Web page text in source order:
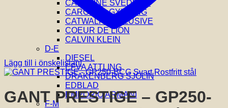
CAROLINE SVEDBOM
CAROLINA GYNNING
CATWALK EXCLUSIVE
COEUR DE LION
CALVIN KLEIN
D-E
DIESEL
EFVA ATTLING
DRAKENBERG SJÖLIN
EDBLAD
EMPORIO ARMANI
F-M
Lägg till i önskelistan!
GANT PRESTIGE – GP250-